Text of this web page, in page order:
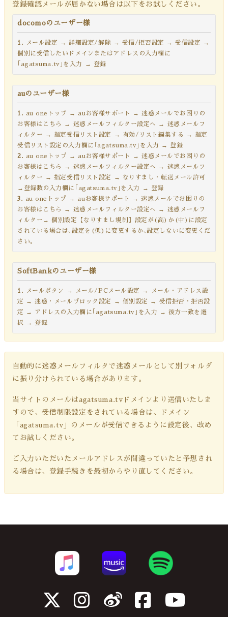
登録確認メールが届かない場合は以下をお試しください。
docomoのユーザー様
1. メール設定 → 詳細設定/解除 → 受信/拒否設定 → 受信設定 →
個別に受信したいドメインまたはアドレスの入力欄に
｢agatsuma.tv｣を入力 → 登録
auのユーザー様
1. au oneトップ → auお客様サポート → 迷惑メールでお困りの
お客様はこちら → 迷惑メールフィルター設定へ → 迷惑メールフ
ィルター → 指定受信リスト設定 → 有効/リスト編集する → 指定
受信リスト設定の入力欄に｢agatsuma.tv｣を入力 → 登録
2. au oneトップ → auお客様サポート → 迷惑メールでお困りの
お客様はこちら → 迷惑メールフィルター設定へ → 迷惑メールフ
ィルター → 指定受信リスト設定 → なりすまし・転送メール許可
→登録数の入力欄に｢agatsuma.tv｣を入力 → 登録
3. au oneトップ → auお客様サポート → 迷惑メールでお困りの
お客様はこちら → 迷惑メールフィルター設定へ → 迷惑メールフ
ィルター→ 個別設定【なりすまし規制】設定が(高)か(中)に設定
されている場合は､設定を(低)に変更するか､設定しないに変更くだ
さい。
SoftBankのユーザー様
1. メールボタン → メール/PCメール設定 → メール・アドレス設
定 → 迷惑・メールブロック設定 → 個別設定 → 受信拒否・拒否設
定 → アドレスの入力欄に｢agatsuma.tv｣を入力 → 後方一致を選
択 → 登録
自動的に迷惑メールフィルタで迷惑メールとして別フォルダ
に振り分けられている場合があります。
当サイトのメールはagatsuma.tv ドメインより送信いたしま
すので、受信制限設定をされている場合は、ドメイン
「agatsuma.tv」のメールが受信できるように設定後、改め
てお試しください。
ご入力いただいたメールアドレスが間違っていたと予想され
る場合は、登録手続きを最初からやり直してください。